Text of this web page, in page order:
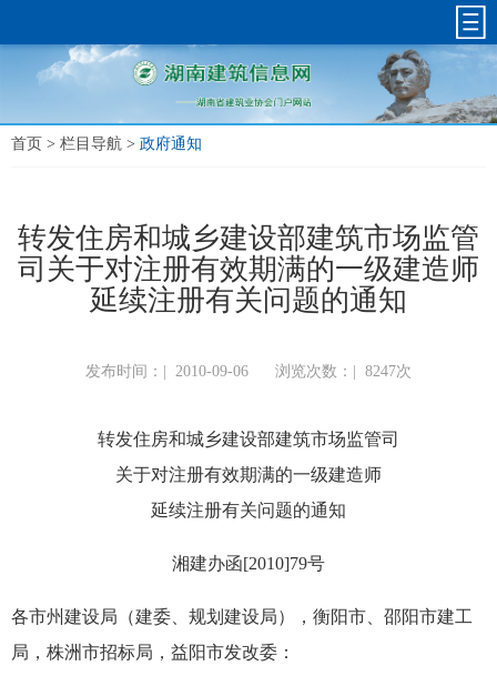
首页 > 栏目导航 > 政府通知
转发住房和城乡建设部建筑市场监管
司关于对注册有效期满的一级建造师
延续注册有关问题的通知
发布时间：| 2010-09-06 浏览次数：| 8247次
转发住房和城乡建设部建筑市场监管司
关于对注册有效期满的一级建造师
延续注册有关问题的通知
湘建办函[2010]79号
各市州建设局（建委、规划建设局），衡阳市、邵阳市建工
局，株洲市招标局，益阳市发改委：